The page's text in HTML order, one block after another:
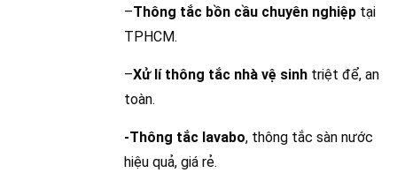
–Thông tắc bồn cầu chuyên nghiệp tại
TPHCM.
–Xử lí thông tắc nhà vệ sinh triệt để, an
toàn.
-Thông tắc lavabo, thông tắc sàn nước
hiệu quả, giá rẻ.